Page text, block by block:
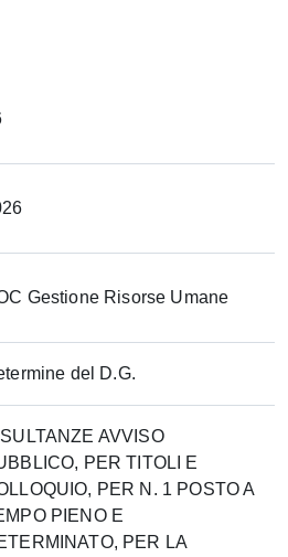
Gestione Risorse Umane
del D.G.
AVVISO
PER TITOLI E
PER N. 1 POSTO A
PIENO E
PER LA